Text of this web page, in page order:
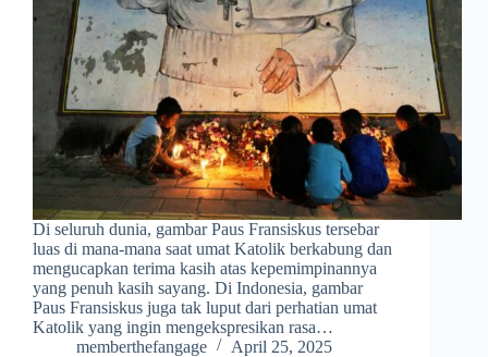
Di seluruh dunia, gambar Paus Fransiskus tersebar
luas di mana-mana saat umat Katolik berkabung dan
mengucapkan terima kasih atas kepemimpinannya
yang penuh kasih sayang. Di Indonesia, gambar
Paus Fransiskus juga tak luput dari perhatian umat
Katolik yang ingin mengekspresikan rasa…
memberthefangage
April 25, 2025